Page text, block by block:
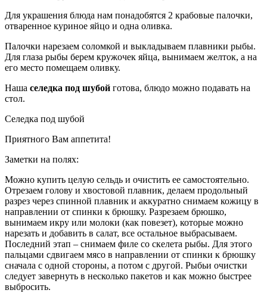
Для украшения блюда нам понадобятся 2 крабовые палочки,
отваренное куриное яйцо и одна оливка.
Палочки нарезаем соломкой и выкладываем плавники рыбы.
Для глаза рыбы берем кружочек яйца, вынимаем желток, а на
его место помещаем оливку.
Наша селедка под шубой готова, блюдо можно подавать на
стол.
Селедка под шубой
Приятного Вам аппетита!
Заметки на полях:
Можно купить целую сельдь и очистить ее самостоятельно.
Отрезаем голову и хвостовой плавник, делаем продольный
разрез через спинной плавник и аккуратно снимаем кожицу в
направлении от спинки к брюшку. Разрезаем брюшко,
вынимаем икру или молоки (как повезет), которые можно
нарезать и добавить в салат, все остальное выбрасываем.
Последний этап – снимаем филе со скелета рыбы. Для этого
пальцами сдвигаем мясо в направлении от спинки к брюшку
сначала с одной стороны, а потом с другой. Рыбьи очистки
следует завернуть в несколько пакетов и как можно быстрее
выбросить.